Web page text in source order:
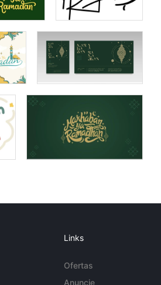
Links
Ofertas
Anuncie